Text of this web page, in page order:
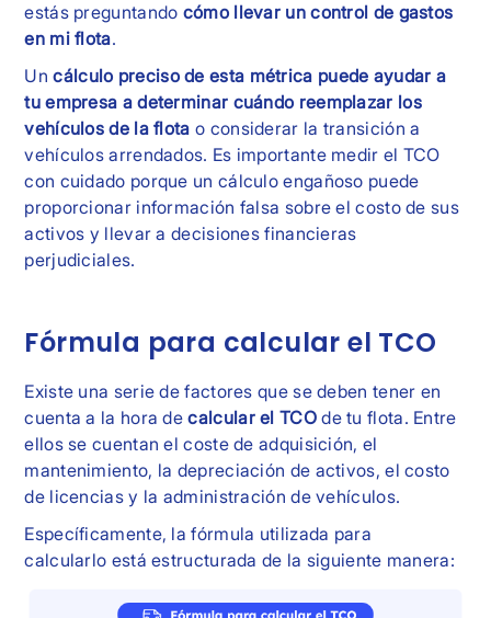
estás preguntando cómo llevar un control de gastos
en mi flota.
Un cálculo preciso de esta métrica puede ayudar a
tu empresa a determinar cuándo reemplazar los
vehículos de la flota o considerar la transición a
vehículos arrendados. Es importante medir el TCO
con cuidado porque un cálculo engañoso puede
proporcionar información falsa sobre el costo de sus
activos y llevar a decisiones financieras
perjudiciales.
Fórmula para calcular el TCO
Existe una serie de factores que se deben tener en
cuenta a la hora decalcular el TCOde tu flota. Entre
ellos se cuentan el coste de adquisición, el
mantenimiento, la depreciación de activos, el costo
de licencias y la administración de vehículos.
Específicamente, la fórmula utilizada para
calcularlo está estructurada de la siguiente manera: